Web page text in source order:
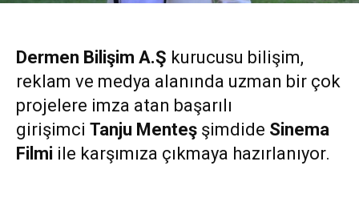
Dermen Bilişim A.Ş kurucusu bilişim,
reklam ve medya alanında uzman bir çok
projelere imza atan başarılı
girişimci Tanju Menteş şimdide Sinema
Filmi ile karşımıza çıkmaya hazırlanıyor.